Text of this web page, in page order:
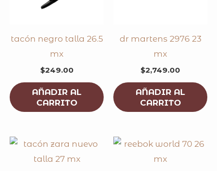
tacón negro talla 26.5
mx
$249.00
AÑADIR AL
CARRITO
dr martens 2976 23
mx
$2,749.00
AÑADIR AL
CARRITO